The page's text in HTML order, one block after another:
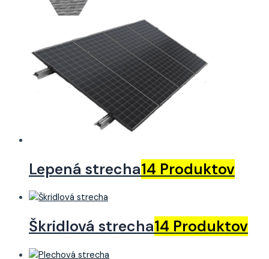
Lepená strecha14 Produktov
Škridlová strecha14 Produktov